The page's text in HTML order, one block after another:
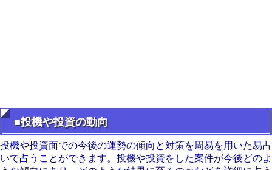
■投機や投資の動向
投機や投資面での今後の運勢の傾向と対策を周易を用いた易占
いで占うことができます。投機や投資をした案件が今後どのよ